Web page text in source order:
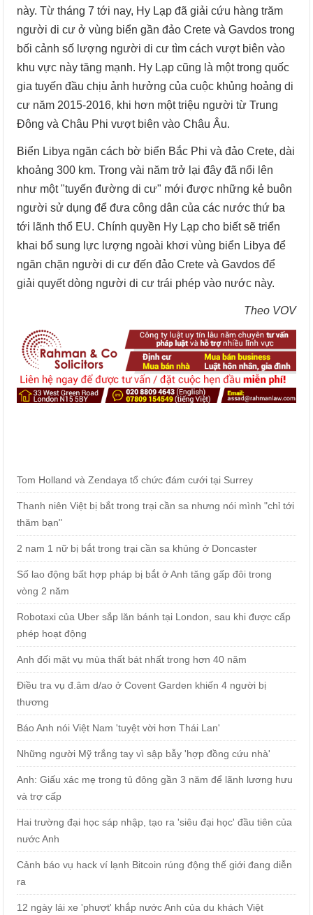
này. Từ tháng 7 tới nay, Hy Lạp đã giải cứu hàng trăm
người di cư ở vùng biển gần đảo Crete và Gavdos trong
bối cảnh số lượng người di cư tìm cách vượt biên vào
khu vực này tăng mạnh. Hy Lạp cũng là một trong quốc
gia tuyến đầu chịu ảnh hưởng của cuộc khủng hoảng di
cư năm 2015-2016, khi hơn một triệu người từ Trung
Đông và Châu Phi vượt biên vào Châu Âu.
Biển Libya ngăn cách bờ biển Bắc Phi và đảo Crete, dài
khoảng 300 km. Trong vài năm trở lại đây đã nổi lên
như một "tuyến đường di cư" mới được những kẻ buôn
người sử dụng để đưa công dân của các nước thứ ba
tới lãnh thổ EU. Chính quyền Hy Lạp cho biết sẽ triển
khai bổ sung lực lượng ngoài khơi vùng biển Libya để
ngăn chặn người di cư đến đảo Crete và Gavdos để
giải quyết dòng người di cư trái phép vào nước này.
Theo VOV
Tom Holland và Zendaya tổ chức đám cưới tại Surrey
Thanh niên Việt bị bắt trong trại cần sa nhưng nói mình "chỉ tới
thăm bạn"
2 nam 1 nữ bị bắt trong trại cần sa khủng ở Doncaster
Số lao động bất hợp pháp bị bắt ở Anh tăng gấp đôi trong
vòng 2 năm
Robotaxi của Uber sắp lăn bánh tại London, sau khi được cấp
phép hoạt động
Anh đối mặt vụ mùa thất bát nhất trong hơn 40 năm
Điều tra vụ đ.âm d/ao ở Covent Garden khiến 4 người bị
thương
Báo Anh nói Việt Nam 'tuyệt vời hơn Thái Lan'
Những người Mỹ trắng tay vì sập bẫy 'hợp đồng cứu nhà'
Anh: Giấu xác mẹ trong tủ đông gần 3 năm để lãnh lương hưu
và trợ cấp
Hai trường đại học sáp nhập, tạo ra 'siêu đại học' đầu tiên của
nước Anh
Cảnh báo vụ hack ví lạnh Bitcoin rúng động thế giới đang diễn
ra
12 ngày lái xe 'phượt' khắp nước Anh của du khách Việt